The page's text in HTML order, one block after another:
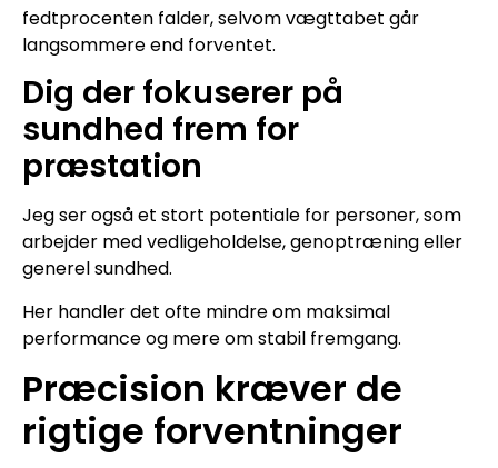
fedtprocenten falder, selvom vægttabet går
langsommere end forventet.
Dig der fokuserer på
sundhed frem for
præstation
Jeg ser også et stort potentiale for personer, som
arbejder med vedligeholdelse, genoptræning eller
generel sundhed.
Her handler det ofte mindre om maksimal
performance og mere om stabil fremgang.
Præcision kræver de
rigtige forventninger